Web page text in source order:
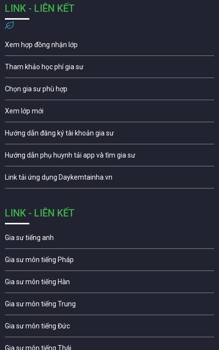
LINK - LIÊN KẾT
Xem hợp đồng nhận lớp
Tham khảo học phí gia sư
Chọn gia sư phù hợp
Xem lớp mới
Hướng dẫn đăng ký tài khoản gia sư
Hướng dẫn phụ huynh tải app và tìm gia sư
Link tải ứng dụng Daykemtainha.vn
LINK - LIÊN KẾT
Gia sư tiếng anh
Gia sư môn tiếng Pháp
Gia sư môn tiếng Hàn
Gia sư môn tiếng Trung
Gia sư môn tiếng Đức
Gia sư môn tiếng Thái